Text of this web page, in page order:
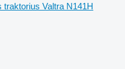
traktorius Valtra N141H